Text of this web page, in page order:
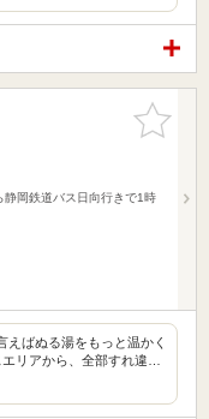
お気に入
りに追加
岡鉄道バス日向行きで1時
えばぬる湯をもっと温かく
リアから、全部すれ違…